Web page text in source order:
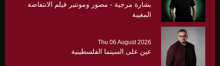
بشارة مرجية - مصور ومونتير فيلم الانتفاضة
المغيبة
Thu 06 August 2026
عين على السينما الفلسطينية